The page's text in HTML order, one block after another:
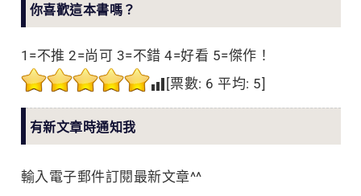
你喜歡這本書嗎？
1=不推 2=尚可 3=不錯 4=好看 5=傑作！
[票數: 6 平均: 5]
有新文章時通知我
輸入電子郵件訂閱最新文章^^